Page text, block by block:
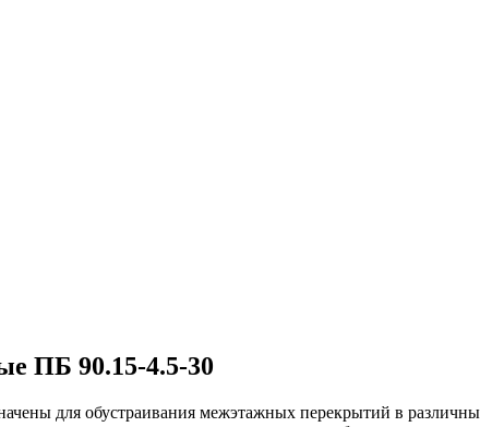
ПБ 90.15-4.5-30
для обустраивания межэтажных перекрытий в